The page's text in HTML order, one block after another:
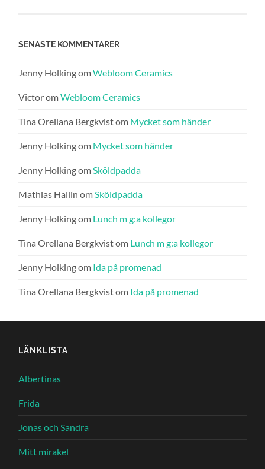
SENASTE KOMMENTARER
Jenny HolkingomWebloom Ceramics
VictoromWebloom Ceramics
Tina Orellana Bergkvistom Mycket som händer
Jenny Holkingom Mycket som händer
Jenny HolkingomSköldpadda
Mathias Hallin omSköldpadda
Jenny Holkingom Lunch m g:a kollegor
Tina Orellana Bergkvistom Lunch m g:a kollegor
Jenny Holkingom Ida på promenad
Tina Orellana Bergkvistom Ida på promenad
LÄNKLISTA
Albertinas
Frida
Jonas och Sandra
Mitt mirakel